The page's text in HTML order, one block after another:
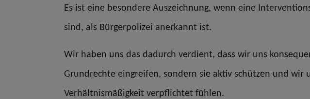
Es ist eine besondere Auszeichnung, wenn eine
sind, als Bürgerpolizei anerkannt ist.
Wir haben uns das dadurch verdient, dass wir uns
Grundrechte eingreifen, sondern sie aktiv schützen und wir
Verhältnismäßigkeit verpflichtet fühlen.